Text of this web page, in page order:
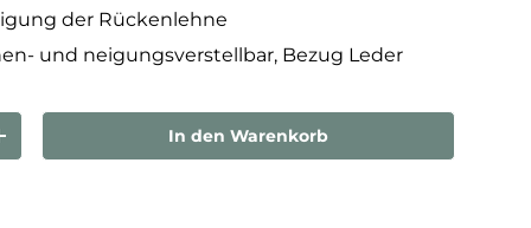
der Rückenlehne
und neigungsverstellbar, Bezug Leder
erhöhen In den Warenkorb